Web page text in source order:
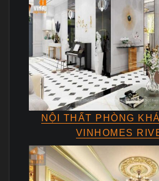
NỘI THẤT PHÒNG
VINHOMES